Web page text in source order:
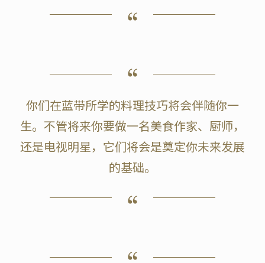
你们在蓝带所学的料理技巧将会伴随你一
生。不管将来你要做一名美食作家、厨师，
还是电视明星，它们将会是奠定你未来发展
的基础。